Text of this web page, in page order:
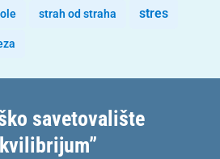
strah od straha stres
savetovalište